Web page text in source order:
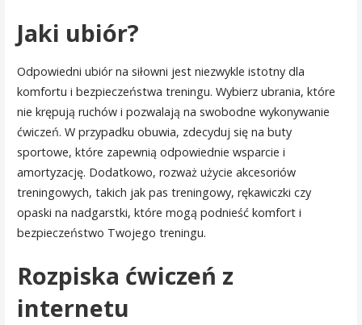
Jaki ubiór?
Odpowiedni ubiór na siłowni jest niezwykle istotny dla
komfortu i bezpieczeństwa treningu. Wybierz ubrania, które
nie krępują ruchów i pozwalają na swobodne wykonywanie
ćwiczeń. W przypadku obuwia, zdecyduj się na buty
sportowe, które zapewnią odpowiednie wsparcie i
amortyzację. Dodatkowo, rozważ użycie akcesoriów
treningowych, takich jak pas treningowy, rękawiczki czy
opaski na nadgarstki, które mogą podnieść komfort i
bezpieczeństwo Twojego treningu.
Rozpiska ćwiczeń z
internetu